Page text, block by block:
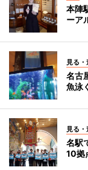
本陣
ーア
見る
名古
魚泳
見る
名駅
10拠